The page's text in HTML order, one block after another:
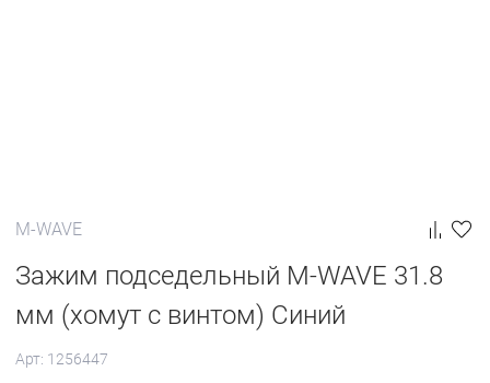
M-WAVE
Зажим подседельный M-WAVE 31.8
мм (хомут с винтом) Синий
Арт: 1256447